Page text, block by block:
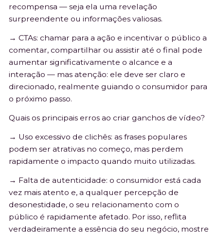
recompensa — seja ela uma revelação
surpreendente ou informações valiosas.
→ CTAs: chamar para a ação e incentivar o público a
comentar, compartilhar ou assistir até o final pode
aumentar significativamente o alcance e a
interação — mas atenção: ele deve ser claro e
direcionado, realmente guiando o consumidor para
o próximo passo.
Quais os principais erros ao criar ganchos de vídeo?
→ Uso excessivo de clichês: as frases populares
podem ser atrativas no começo, mas perdem
rapidamente o impacto quando muito utilizadas.
→ Falta de autenticidade: o consumidor está cada
vez mais atento e, a qualquer percepção de
desonestidade, o seu relacionamento com o
público é rapidamente afetado. Por isso, reflita
verdadeiramente a essência do seu negócio, mostre